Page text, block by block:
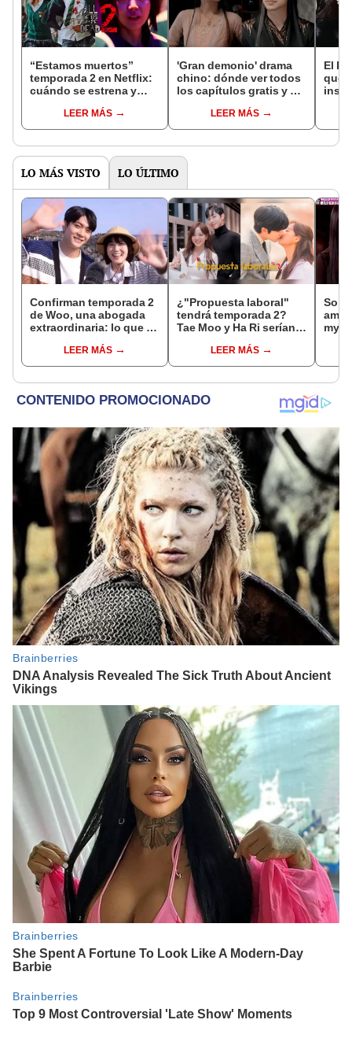
“Estamos muertos”
temporada 2 en Netflix:
cuándo se estrena y
temporadaLEER MÁS
'Gran demonio' drama
chino: dónde ver todos
los capítulos gratis y en
LEER MÁS
El k-
que
LO MÁS VISTO LO ÚLTIMO
Confirman temporada 2
de Woo, una abogada
extraordinaria: lo que se
LEER MÁS
¿"Propuesta laboral"
tendrá temporada 2?
Tae Moo y Ha Ri serían
según fansLEER MÁS
So
my